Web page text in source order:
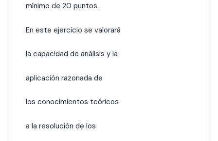
mínimo de 20 puntos.
En este ejercicio se valorará
la capacidad de análisis y la
aplicación razonada de
los conocimientos teóricos
a la resolución de los